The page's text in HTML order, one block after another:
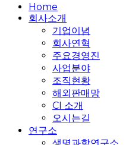
Close
Menu
Home
회사소개
기업이념
회사연혁
주요경영진
사업분야
조직현황
해외판매망
CI 소개
오시는길
연구소